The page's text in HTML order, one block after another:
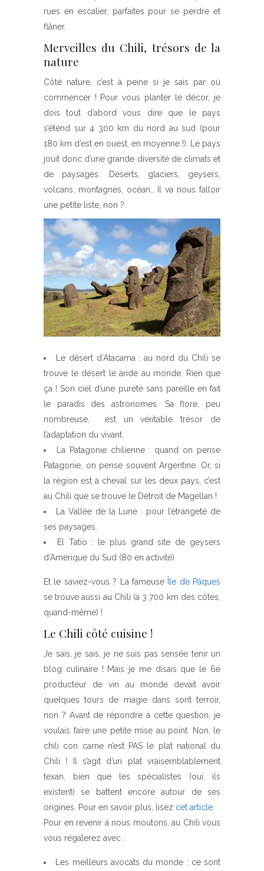
rues en escalier, parfaites pour se perdre et
flâner.
Merveilles du Chili, trésors de la
nature
Côté nature, c’est à peine si je sais par où
commencer ! Pour vous planter le décor, je
dois tout d’abord vous dire que le pays
s’étend sur 4 300 km du nord au sud (pour
180 km d’est en ouest, en moyenne !). Le pays
jouit donc d’une grande diversité de climats et
de paysages. Déserts, glaciers, geysers,
volcans, montagnes, océan… Il va nous falloir
une petite liste, non ?
Le désert d’Atacama : au nord du Chili se
trouve le désert le aride au monde. Rien que
ça ! Son ciel d’une pureté sans pareille en fait
le paradis des astronomes. Sa flore, peu
nombreuse, est un véritable trésor de
l’adaptation du vivant.
La Patagonie chilienne : quand on pense
Patagonie, on pense souvent Argentine. Or, si
la région est à cheval sur les deux pays, c’est
au Chili que se trouve le Détroit de Magellan !
La Vallée de la Lune : pour l’étrangeté de
ses paysages.
El Tatio : le plus grand site de geysers
d’Amérique du Sud (80 en activité)
Et le saviez-vous ? La fameuse
Île de Pâques
se trouve aussi au Chili (à 3 700 km des côtes,
quand-même) !
Le Chili côté cuisine !
Je sais, je sais, je ne suis pas sensée tenir un
blog culinaire ! Mais je me disais que le 6e
producteur de vin au monde devait avoir
quelques tours de magie dans sont terroir,
non ? Avant de répondre à cette question, je
voulais faire une petite mise au point. Non, le
chili con carne n’est PAS le plat national du
Chili ! Il s’agit d’un plat vraisemblablement
texan, bien que les spécialistes (oui, ils
existent) se battent encore autour de ses
origines. Pour en savoir plus, lisez cet article
Pour en revenir à nous moutons, au Chili vous
vous régalerez avec :
Les meilleurs avocats du monde : ce sont